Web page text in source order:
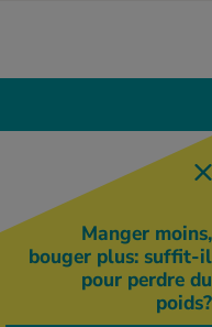
Manger moins,
bouger plus: suffit-il
pour perdre du
poids?